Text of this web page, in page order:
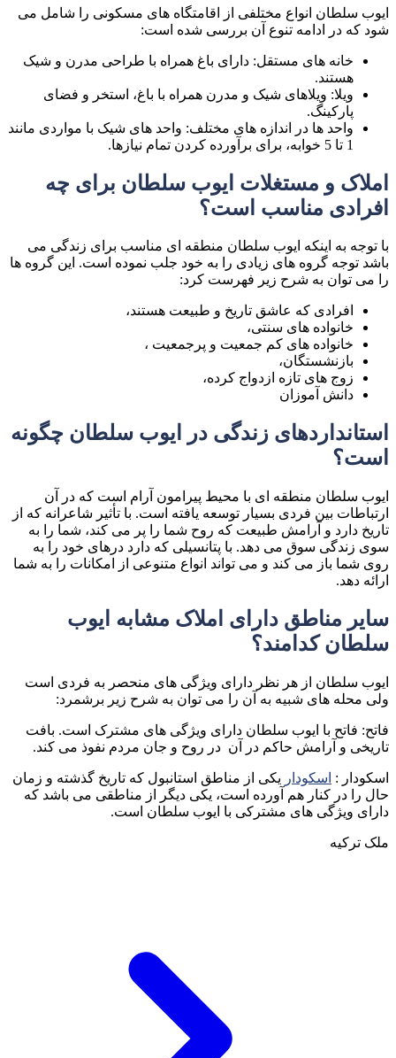
ایوب سلطان انواع مختلفی از اقامتگاه های مسکونی را شامل می
شود که در ادامه تنوع آن بررسی شده است:
خانه های مستقل: دارای باغ همراه با طراحی مدرن و شیک
هستند.
ویلا: ویلاهای شیک و مدرن همراه با باغ، استخر و فضای
پارکینگ.
واحد ها در اندازه های مختلف: واحد های شیک با مواردی مانند
1 تا 5 خوابه، برای برآورده کردن تمام نیازها.
املاک و مستغلات ایوب سلطان برای چه
افرادی مناسب است؟
با توجه به اینکه ایوب سلطان منطقه ای مناسب برای زندگی می
باشد توجه گروه های زیادی را به خود جلب نموده است. این گروه ها
را می توان به شرح زیر فهرست کرد:
افرادی که عاشق تاریخ و طبیعت هستند،
خانواده های سنتی،
خانواده های کم جمعیت و پرجمعیت ،
بازنشستگان،
زوج های تازه ازدواج کرده،
دانش آموزان
استانداردهای زندگی در ایوب سلطان چگونه
است؟
ایوب سلطان منطقه ای با محیط پیرامون آرام است که در آن
ارتباطات بین فردی بسیار توسعه یافته است. با تأثیر شاعرانه که از
تاریخ دارد و آرامش طبیعت که روح شما را پر می کند، شما را به
سوی زندگی سوق می دهد. با پتانسیلی که دارد درهای خود را به
روی شما باز می کند و می تواند انواع متنوعی از امکانات را به شما
ارائه دهد.
سایر مناطق دارای املاک مشابه ایوب
سلطان کدامند؟
ایوب سلطان از هر نظر دارای ویژگی های منحصر به فردی است
ولی محله های شبیه به آن را می توان به شرح زیر برشمرد:
فاتح: فاتح با ایوب سلطان دارای ویژگی های مشترک است. بافت
تاریخی و آرامش حاکم در آن در روح و جان مردم نفوذ می کند.
اسکودار : اسکودار یکی از مناطق استانبول که تاریخ گذشته و زمان
حال را در کنار هم آورده است، یکی دیگر از مناطقی می باشد که
دارای ویژگی های مشترکی با ایوب سلطان است.
ملک ترکیه